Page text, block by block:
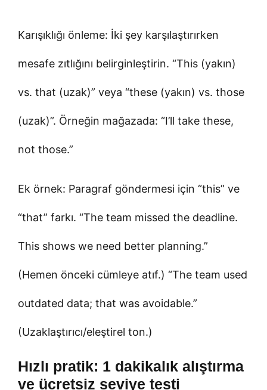
Karışıklığı önleme: İki şey karşılaştırırken
mesafe zıtlığını belirginleştirin. “This (yakın)
vs. that (uzak)” veya “these (yakın) vs. those
(uzak)”. Örneğin mağazada: “I’ll take these,
not those.”
Ek örnek: Paragraf göndermesi için “this” ve
“that” farkı. “The team missed the deadline.
This shows we need better planning.”
(Hemen önceki cümleye atıf.) “The team used
outdated data; that was avoidable.”
(Uzaklaştırıcı/eleştirel ton.)
Hızlı pratik: 1 dakikalık alıştırma
ve ücretsiz seviye testi